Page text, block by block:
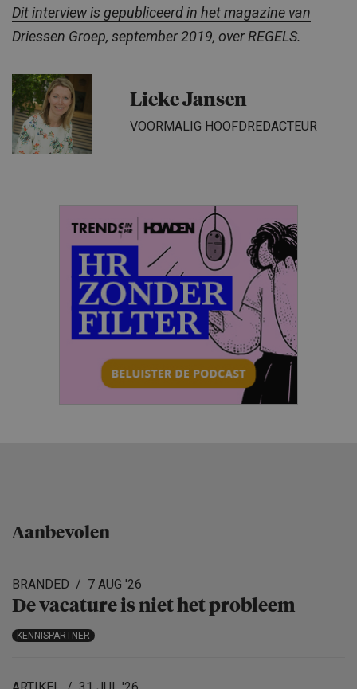
Dit interview is gepubliceerd in het magazine van
Driessen Groep, september 2019, over REGELS.
Lieke Jansen
VOORMALIG HOOFDREDACTEUR
Aanbevolen
BRANDED 7 AUG '26
De vacature is niet het probleem
KENNISPARTNER